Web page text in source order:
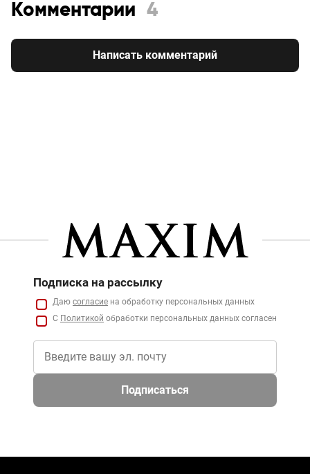
Комментарии 4
Написать комментарий
Подписка на рассылку
Даю согласие на обработку персональных данных
С Политикой обработки персональных данных согласен
Подписаться